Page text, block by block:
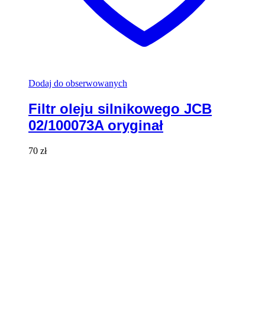
Dodaj do obserwowanych
Filtr oleju silnikowego JCB
02/100073A oryginał
70 zł